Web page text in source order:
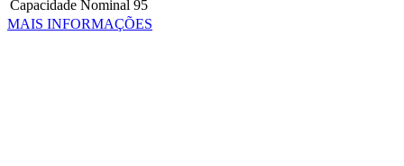
Capacidade Nominal 95
MAIS INFORMAÇÕES